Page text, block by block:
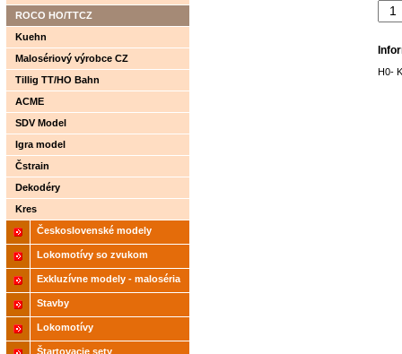
H0-
ROCO HO/TTCZ
Kuehn
Malosériový výrobce CZ
Tillig TT/HO Bahn
ACME
SDV Model
Igra model
Čstrain
Dekodéry
Kres
Československé modely
ČSD,ČD
Lokomotívy so zvukom
Exkluzívne modely - maloséria
Stavby
Lokomotívy
Štartovacie sety